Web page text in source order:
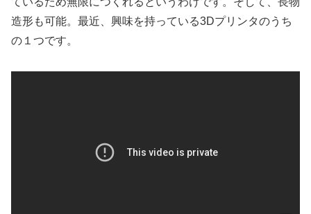
造形も可能。最近、興味を持っている3Dプリンタのうち
の１つです。